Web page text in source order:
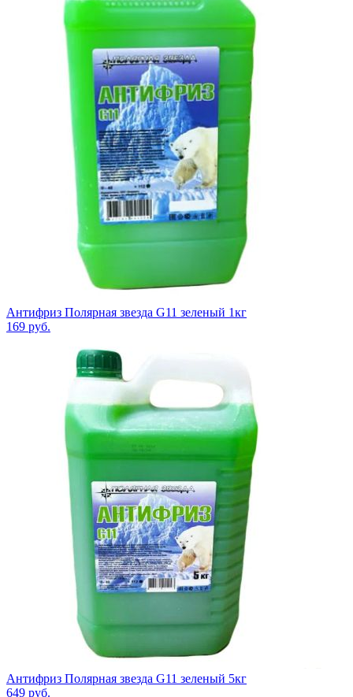
Антифриз Полярная звезда G11 зеленый 1кг
169 руб.
Антифриз Полярная звезда G11 зеленый 5кг
649 руб.